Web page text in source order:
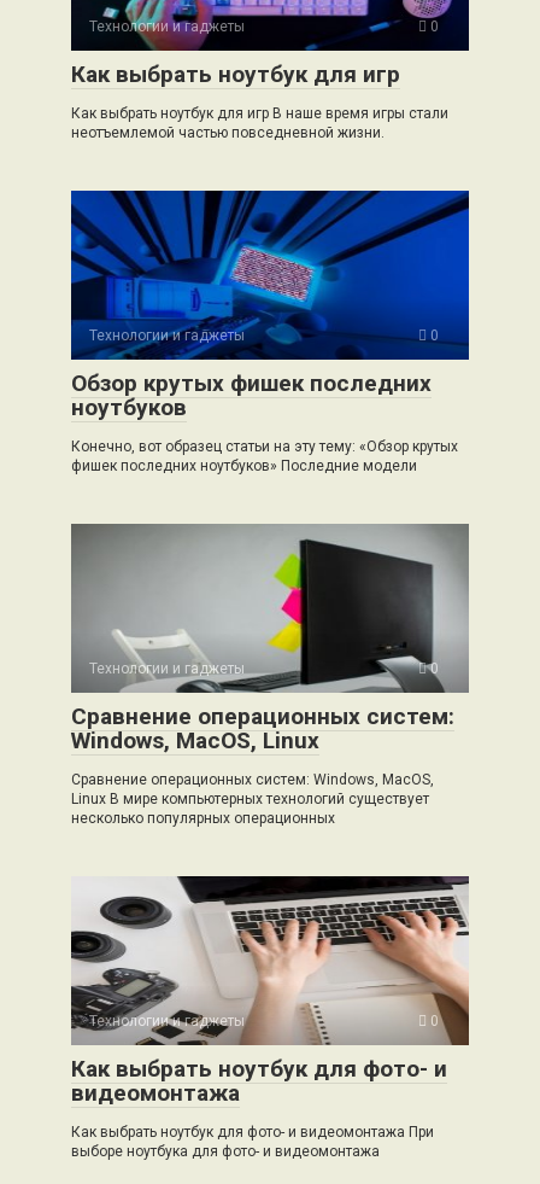
Технологии и гаджеты 0
Как выбрать ноутбук для игр
Как выбрать ноутбук для игр В наше время игры стали
неотъемлемой частью повседневной жизни.
Технологии и гаджеты 0
Обзор крутых фишек последних
ноутбуков
Конечно, вот образец статьи на эту тему: «Обзор крутых
фишек последних ноутбуков» Последние модели
Технологии и гаджеты 0
Сравнение операционных систем:
Windows, MacOS, Linux
Сравнение операционных систем: Windows, MacOS,
Linux В мире компьютерных технологий существует
несколько популярных операционных
Технологии и гаджеты 0
Как выбрать ноутбук для фото- и
видеомонтажа
Как выбрать ноутбук для фото- и видеомонтажа При
выборе ноутбука для фото- и видеомонтажа